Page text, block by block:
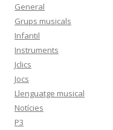
General
Grups musicals
Infantil
Instruments
Jclics
Jocs
Llenguatge musical
Notícies
P3